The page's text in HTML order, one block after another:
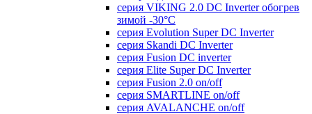
серия VIKING 2.0 DC Inverter обогрев
зимой -30°С
серия Evolution Super DC Inverter
серия Skandi DC Inverter
серия Fusion DC inverter
серия Elite Super DC Inverter
серия Fusion 2.0 on/off
серия SMARTLINE on/off
серия AVALANCHE on/off